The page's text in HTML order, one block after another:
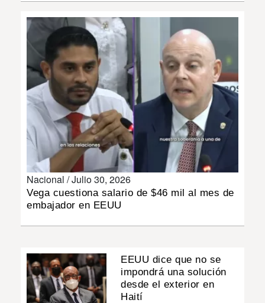
INSÓLITAS
MULTIMEDIA
IMPRESO
Nacional /Julio 30, 2026
Vega cuestiona salario de $46 mil al mes de
embajador en EEUU
EEUU dice que no se
impondrá una solución
desde el exterior en
Haití